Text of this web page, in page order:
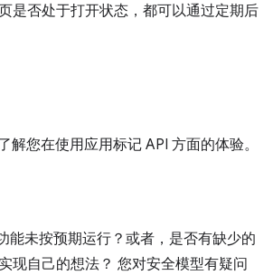
是否处于打开状态，都可以通过定期后
解您在使用应用标记 API 方面的体验。
能未按预期运行？或者，是否有缺少的
现自己的想法？ 您对安全模型有疑问